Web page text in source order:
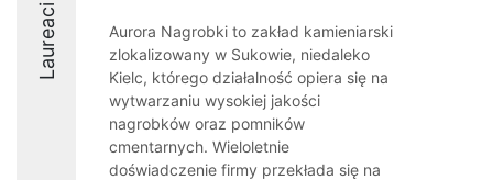
Laureaci
Aurora Nagrobki to zakład kamieniarski
zlokalizowany w Sukowie, niedaleko
Kielc, którego działalność opiera się na
wytwarzaniu wysokiej jakości
nagrobków oraz pomników
cmentarnych. Wieloletnie
doświadczenie firmy przekłada się na